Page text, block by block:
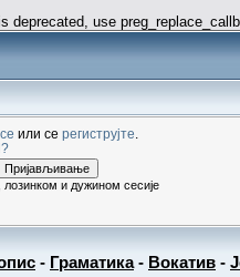
deprecated, use
или се региструјте
и дужином сесије
- Граматика- Вокатив -